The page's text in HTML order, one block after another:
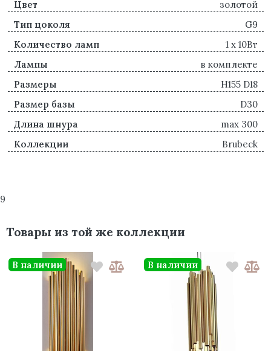
Цвет
золотой
Тип цоколя
G9
Количество ламп
1 х 10Вт
Лампы
в комплекте
Размеры
H155 D18
Размер базы
D30
Длина шнура
max 300
Коллекции
Brubeck
9
Товары из той же коллекции
В наличии В наличии